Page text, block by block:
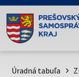
Doména psk.sk je
Toto je oficiálna
psk.sk.
Úradná tabuľa